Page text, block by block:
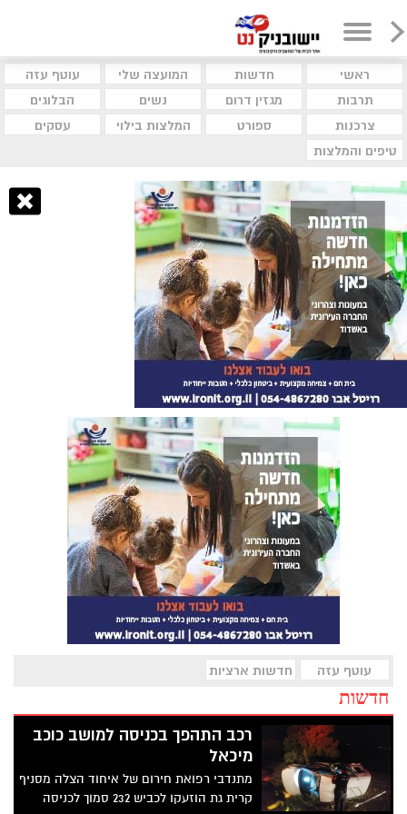
ראשי חדשות המועצה שלי
עוטף עזה
תרבות
מגזין דרום נשים
הבלוגים
צרכנות
ספורט המלצות בילוי
עסקים
טיפים והמלצות
עוטף עזה חדשות ארציות
חדשות
רכב התהפך בכניסה למושב כוכב
מיכאל
מתנדבי רפואת חירום של איחוד הצלה מסניף
קרית גת הוזעקו לכביש 232 סמוך לכניסה